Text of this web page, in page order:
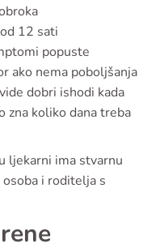
12 sati
popuste
ako nema poboljšanja
dobri ishodi kada
zna koliko dana treba
ljekarni ima stvarnu
i roditelja s